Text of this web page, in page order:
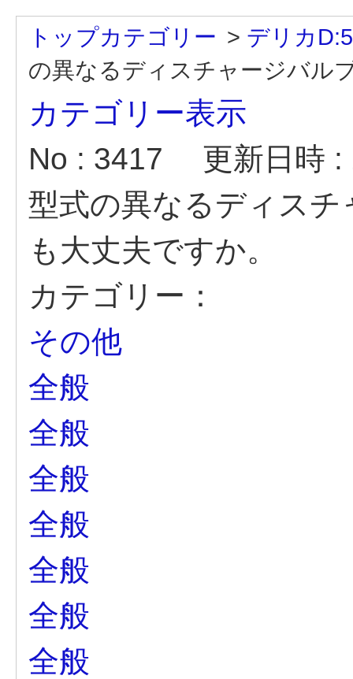
トップカテゴリー > デリカD:5
の異なるディスチャージバル
カテゴリー表示
No : 3417
更新日時
型式の異なるディス
も大丈夫ですか。
カテゴリー：
その他
全般
全般
全般
全般
全般
全般
全般